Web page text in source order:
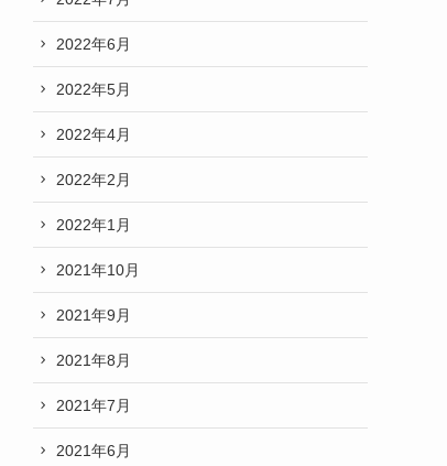
2022年6月
2022年5月
2022年4月
2022年2月
2022年1月
2021年10月
2021年9月
2021年8月
2021年7月
2021年6月